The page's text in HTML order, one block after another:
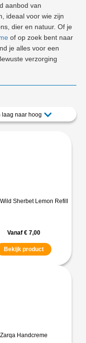
aanbod van
ideaal voor wie zijn
dier en natuur. Of je
of op zoek bent naar
je alles voor een
verzorging
laag naar hoog
Sherbet Lemon Refill
Vanaf € 7,00
Bekijk product
Zarqa Handcreme